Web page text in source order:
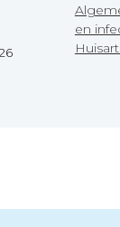
en